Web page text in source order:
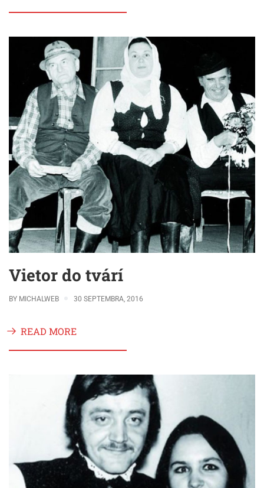
Vietor do tvárí
BY MICHALWEB 30 SEPTEMBRA, 2016
READ MORE